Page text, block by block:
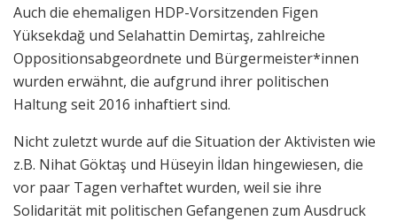
Auch die ehemaligen HDP-Vorsitzenden Figen
Yüksekdağ und Selahattin Demirtaş, zahlreiche
Oppositionsabgeordnete und Bürgermeister*innen
wurden erwähnt, die aufgrund ihrer politischen
Haltung seit 2016 inhaftiert sind.
Nicht zuletzt wurde auf die Situation der Aktivisten wie
z.B. Nihat Göktaş und Hüseyin İldan hingewiesen, die
vor paar Tagen verhaftet wurden, weil sie ihre
Solidarität mit politischen Gefangenen zum Ausdruck